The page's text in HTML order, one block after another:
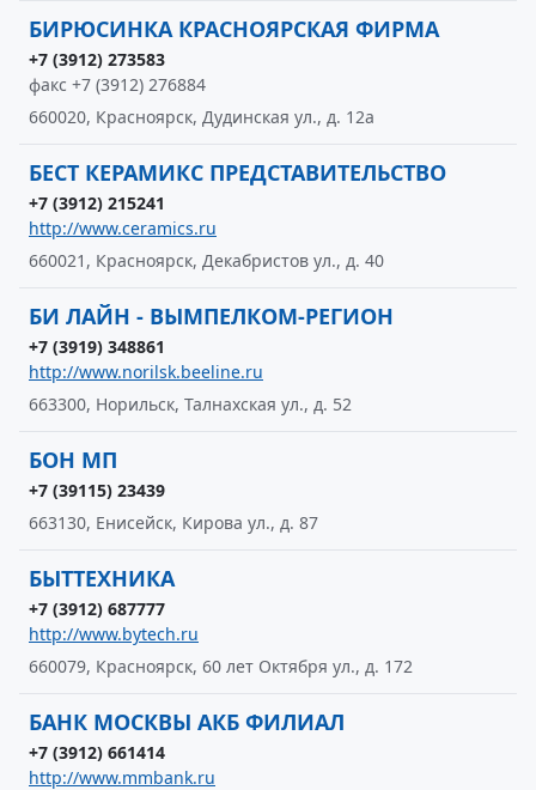
БИРЮСИНКА КРАСНОЯРСКАЯ ФИРМА
+7 (3912) 273583
факс +7 (3912) 276884
660020, Красноярск, Дудинская ул., д. 12а
БЕСТ КЕРАМИКС ПРЕДСТАВИТЕЛЬСТВО
+7 (3912) 215241
http://www.ceramics.ru
660021, Красноярск, Декабристов ул., д. 40
БИ ЛАЙН - ВЫМПЕЛКОМ-РЕГИОН
+7 (3919) 348861
http://www.norilsk.beeline.ru
663300, Норильск, Талнахская ул., д. 52
БОН МП
+7 (39115) 23439
663130, Енисейск, Кирова ул., д. 87
БЫТТЕХНИКА
+7 (3912) 687777
http://www.bytech.ru
660079, Красноярск, 60 лет Октября ул., д. 172
БАНК МОСКВЫ АКБ ФИЛИАЛ
+7 (3912) 661414
http://www.mmbank.ru